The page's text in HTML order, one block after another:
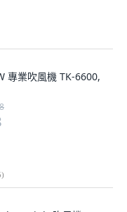
專業吹風機 TK-6600,
)